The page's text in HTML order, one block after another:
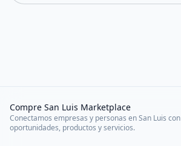
Compre San Luis Marketplace
Conectamos empresas y personas en San Luis con
oportunidades, productos y servicios.